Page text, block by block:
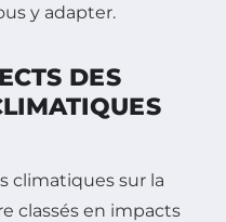
y adapter.
DES
climatiques sur la
classés en impacts